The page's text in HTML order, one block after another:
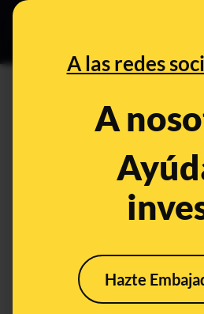
A las redes
A
Hazte
¿Medio
Gaza?
What's being said:
«Medio millón de